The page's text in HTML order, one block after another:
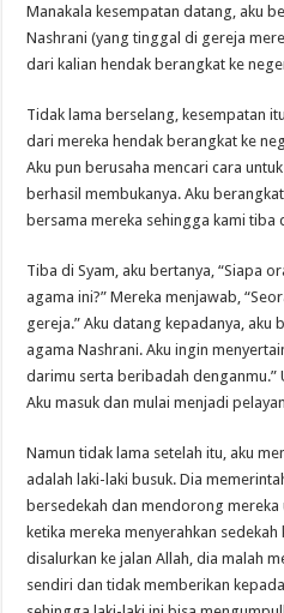
Manakala kesempatan datang, aku
Nashrani (yang tinggal di gereja
dari kalian hendak berangkat ke
Tidak lama berselang, kesempatan
dari mereka hendak berangkat ke
Aku pun berusaha mencari cara
berhasil membukanya. Aku
bersama mereka sehingga kami tiba
Tiba di Syam, aku bertanya, “Siapa
agama ini?” Mereka menjawab,
gereja.” Aku datang kepadanya, aku
agama Nashrani. Aku ingin
darimu serta beribadah denganmu.”
Aku masuk dan mulai menjadi
Namun tidak lama setelah itu, aku
adalah laki-laki busuk. Dia
bersedekah dan mendorong mereka
ketika mereka menyerahkan
disalurkan ke jalan Allah, dia malah
sendiri dan tidak memberikan